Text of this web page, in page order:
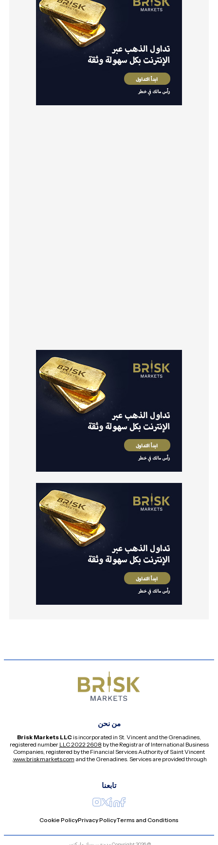
من نحن
Brisk Markets LLC is incorporated in St. Vincent and the Grenadines,
registered number
2608 LLC 2022 by the Registrar of International Business
Companies, registered by the Financial Services Authority of Saint Vincent
and the Grenadines. Services are provided through
www.briskmarkets.com
.
تابعنا
Terms and Conditions
Privacy Policy
Cookie Policy